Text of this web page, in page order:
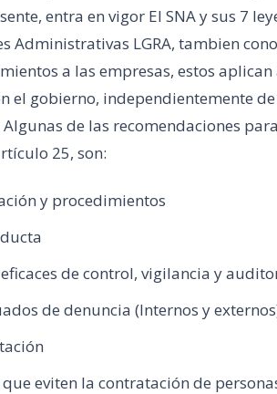
entra en vigor El SNA y sus 7
Administrativas LGRA, tambien
a las empresas, estos
el gobierno, independientemente
de las recomendaciones
25, son:
y procedimientos
de control, vigilancia y
de denuncia (Internos y
eviten la contratación de